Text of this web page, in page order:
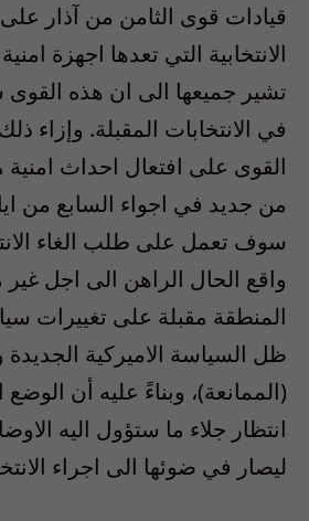
قيادات قوى الثامن من آذار
الانتخابية التي تعدها اجهزة
تشير جميعها الى ان هذه
في الانتخابات المقبلة. وإزاء
القوى على افتعال احداث امنية
من جديد في اجواء السابع من
سوف تعمل على طلب الغاء
واقع الحال الراهن الى اجل
المنطقة مقبلة على تغييرات
ظل السياسة الاميركية الجديدة
(الممانعة)، وبناءً عليه أن الوضع
انتظار جلاء ما ستؤول اليه
ليصار في ضوئها الى اجراء